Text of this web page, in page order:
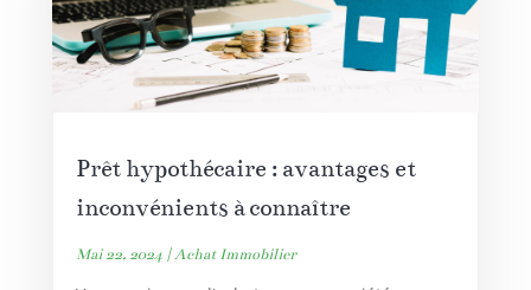
Prêt hypothécaire : avantages et
inconvénients à connaître
Mai 22, 2024|Achat Immobilier